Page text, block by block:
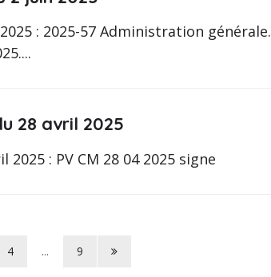
: 2025-57 Administration générale.
28 avril 2025
: PV CM 28 04 2025 signe
4 ... 9
Page